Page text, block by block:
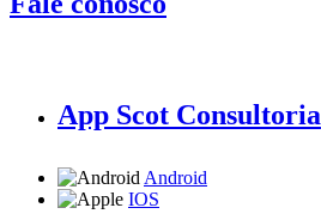
App Scot Consultoria
Android
IOS